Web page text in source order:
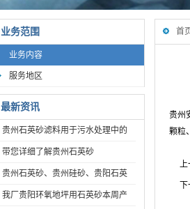
业务范围
业务内容
服务地区
最新资讯
贵州石英砂滤料用于污水处理中的
带您详细了解贵州石英砂
贵州石英砂、贵州硅砂、贵阳石英
我厂贵阳环氧地坪用石英砂本周产
首
贵州
颗粒
上